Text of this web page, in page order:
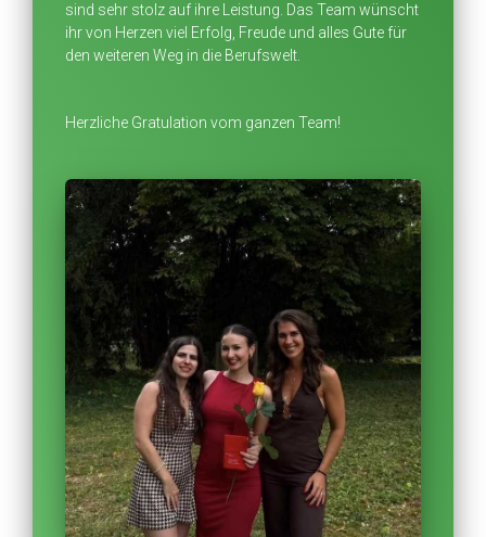
sind sehr stolz auf ihre Leistung. Das Team wünscht
ihr von Herzen viel Erfolg, Freude und alles Gute für
den weiteren Weg in die Berufswelt.
Herzliche Gratulation vom ganzen Team!